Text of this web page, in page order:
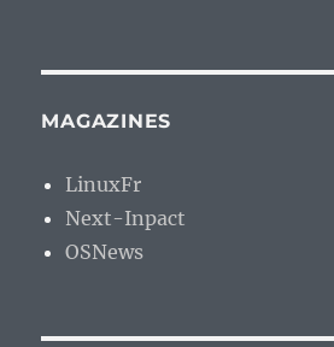
MAGAZINES
LinuxFr
Next-Inpact
OSNews